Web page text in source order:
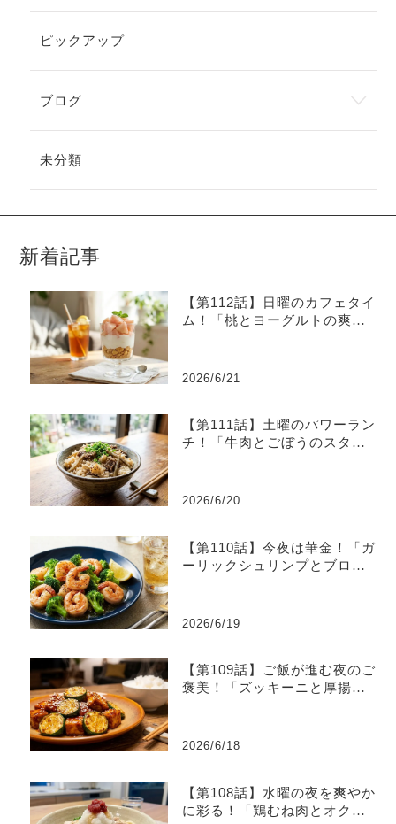
ピックアップ
ブログ
未分類
新着記事
【第112話】日曜のカフェタイ
ム！「桃とヨーグルトの爽や
2026/6/21
【第111話】土曜のパワーラン
チ！「牛肉とごぼうのスタミ
2026/6/20
【第110話】今夜は華金！「ガ
ーリックシュリンプとブロッ
2026/6/19
【第109話】ご飯が進む夜のご
褒美！「ズッキーニと厚揚げ
2026/6/18
【第108話】水曜の夜を爽やか
に彩る！「鶏むね肉とオクラ